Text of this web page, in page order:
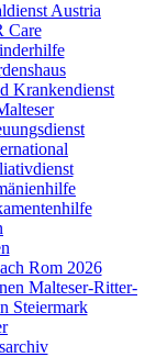
Austria
Care
Krankendienst
Rom 2026
Malteser-Ritter-
Steiermark